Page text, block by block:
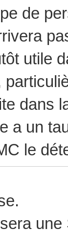
de
utile
dans
a un
le